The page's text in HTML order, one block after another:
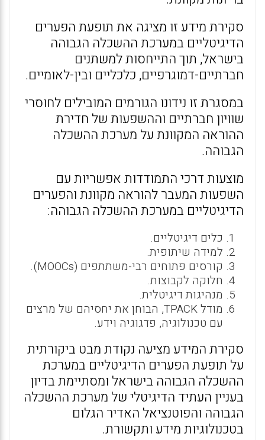
סקירת מידע זו מציגה את תופעת הפערים
הדיגיטליים במערכת ההשכלה הגבוהה
בישראל, תוך התייחסות למשתנים
חברתיים-דמוגרפיים, כלכליים ובין-לאומיים.
במסגרת זו נידונו הגורמים המובילים לחוסרי
שוויון חברתיים וההשפעות של חדירת
ההוראה המקוונת על מערכת ההשכלה
הגבוהה.
מוצעות דרכי התמודדות אפשריות עם
השפעות המעבר להוראה מקוונת והפערים
הדיגיטליים במערכת ההשכלה הגבוהה:
כלים דיגיטליים.
למידה שיתופית.
קורסים פתוחים רבי-משתתפים (MOOCs).
חלוקה לקבוצות.
מנהיגות דיגיטלית.
מודל TPACK, הבוחן את יחסיהם של מרצים
עם טכנולוגיה, פדגוגיה וידע.
סקירת המידע מציעה נקודת מבט ביקורתית
על תופעת הפערים הדיגיטליים במערכת
ההשכלה הגבוהה בישראל ומסתיימת בדיון
בעניין העתיד הדיגיטלי של מערכת ההשכלה
הגבוהה והפוטנציאל האדיר הגלום
בטכנולוגיות מידע ותקשורת.